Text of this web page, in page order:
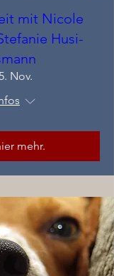
mit Nicole
Husi-
Nov.
mehr.